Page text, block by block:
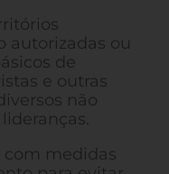
autorizadas ou
de
e outras
não
com medidas